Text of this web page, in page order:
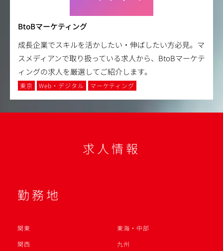
BtoBマーケティング
成長企業でスキルを活かしたい・伸ばしたい方必見。マ
スメディアンで取り扱っている求人から、BtoBマーケテ
ィングの求人を厳選してご紹介します。
東京 Web・デジタル マーケティング
求人情報
勤務地
関東
東海・中部
関西
九州